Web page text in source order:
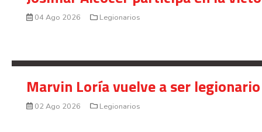
04 Ago 2026 Legionarios
Marvin Loría vuelve a ser
02 Ago 2026 Legionarios